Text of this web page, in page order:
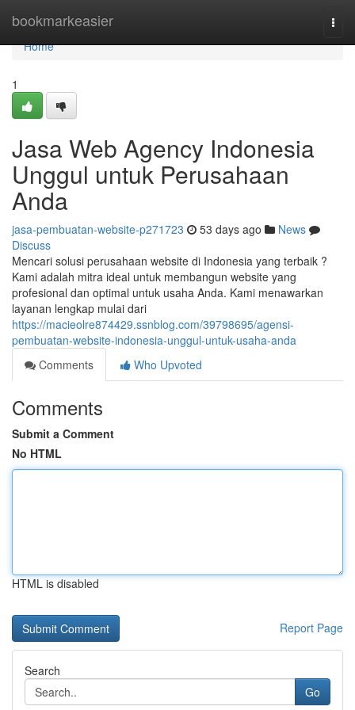
bookmarkeasier
Home
Home
1
Jasa Web Agency Indonesia
Unggul untuk Perusahaan
Anda
jasa-pembuatan-website-p271723 53 days ago
News
Discuss
Mencari solusi perusahaan website di Indonesia yang terbaik ?
Kami adalah mitra ideal untuk membangun website yang
profesional dan optimal untuk usaha Anda. Kami menawarkan
layanan lengkap mulai dari
https://macieolre874429.ssnblog.com/39798695/agensi-
pembuatan-website-indonesia-unggul-untuk-usaha-anda
Comments
Who Upvoted
Comments
Submit a Comment
No HTML
HTML is disabled
Report Page
Search
Go